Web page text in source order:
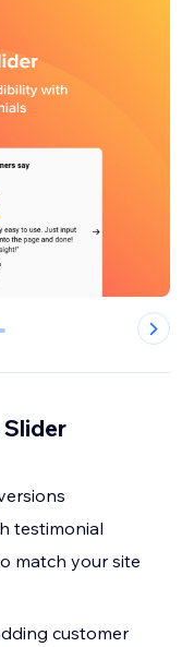
Slider
testimonial
match your site
customer